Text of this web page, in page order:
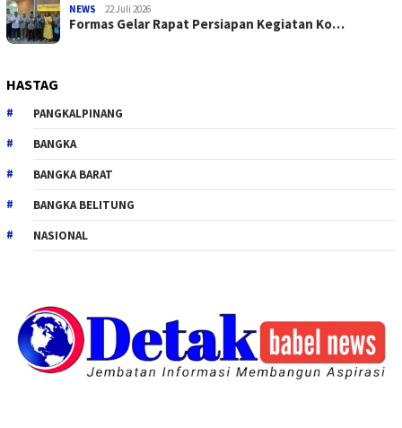
NEWS 22 Juli 2026
Formas Gelar Rapat Persiapan Kegiatan Ko…
HASTAG
PANGKALPINANG
BANGKA
BANGKA BARAT
BANGKA BELITUNG
NASIONAL